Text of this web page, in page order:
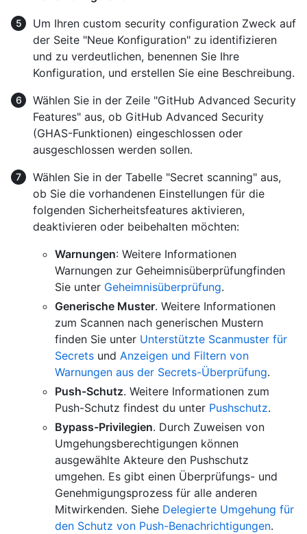
Um Ihren custom security configuration Zweck auf
der Seite "Neue Konfiguration" zu identifizieren
und zu verdeutlichen, benennen Sie Ihre
Konfiguration, und erstellen Sie eine Beschreibung.
Wählen Sie in der Zeile "GitHub Advanced Security
Features" aus, ob GitHub Advanced Security
(GHAS-Funktionen) eingeschlossen oder
ausgeschlossen werden sollen.
Wählen Sie in der Tabelle "Secret scanning" aus,
ob Sie die vorhandenen Einstellungen für die
folgenden Sicherheitsfeatures aktivieren,
deaktivieren oder beibehalten möchten:
Warnungen: Weitere Informationen
Warnungen zur Geheimnisüberprüfungfinden
Sie unter Geheimnisüberprüfung.
Generische Muster. Weitere Informationen
zum Scannen nach generischen Mustern
finden Sie unter Unterstützte Scanmuster für
Secrets und Anzeigen und Filtern von
Warnungen aus der Secrets-Überprüfung.
Push-Schutz. Weitere Informationen zum
Push-Schutz findest du unter Pushschutz.
Bypass-Privilegien. Durch Zuweisen von
Umgehungsberechtigungen können
ausgewählte Akteure den Pushschutz
umgehen. Es gibt einen Überprüfungs- und
Genehmigungsprozess für alle anderen
Mitwirkenden. Siehe Delegierte Umgehung für
den Schutz von Push-Benachrichtigungen.